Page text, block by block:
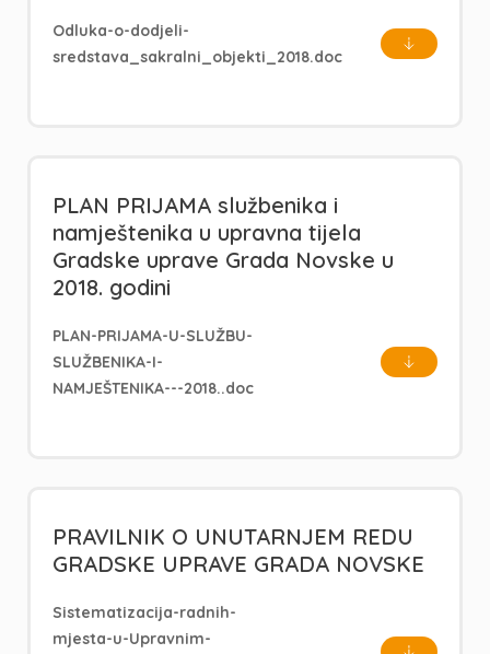
Odluka-o-dodjeli-
sredstava_sakralni_objekti_2018.doc
PLAN PRIJAMA službenika i
namještenika u upravna tijela
Gradske uprave Grada Novske u
2018. godini
PLAN-PRIJAMA-U-SLUŽBU-
SLUŽBENIKA-I-
NAMJEŠTENIKA---2018..doc
PRAVILNIK O UNUTARNJEM REDU
GRADSKE UPRAVE GRADA NOVSKE
Sistematizacija-radnih-
mjesta-u-Upravnim-